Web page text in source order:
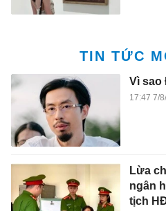
TIN TỨC
Vì sao
17:47 7/
Lừa
ngân
tịch